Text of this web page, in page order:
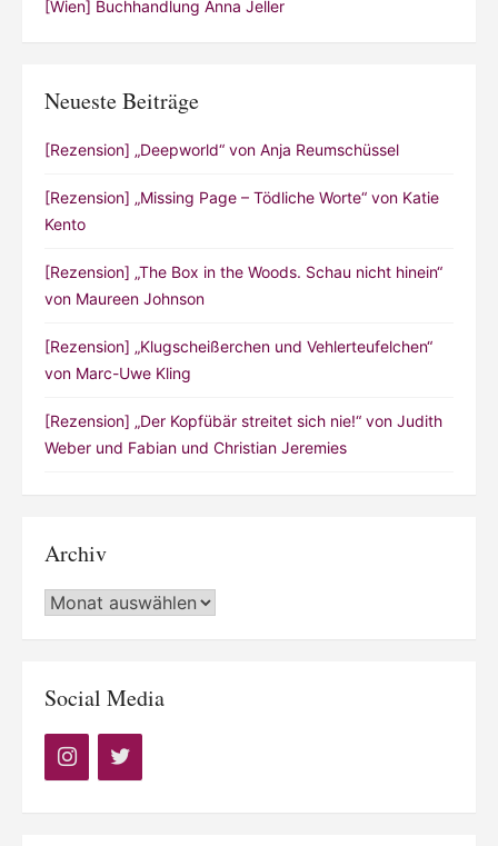
[Wien] Buchhandlung Anna Jeller
Neueste Beiträge
[Rezension] „Deepworld“ von Anja Reumschüssel
[Rezension] „Missing Page – Tödliche Worte“ von Katie
Kento
[Rezension] „The Box in the Woods. Schau nicht hinein“
von Maureen Johnson
[Rezension] „Klugscheißerchen und Vehlerteufelchen“
von Marc-Uwe Kling
[Rezension] „Der Kopfübär streitet sich nie!“ von Judith
Weber und Fabian und Christian Jeremies
Archiv
Archiv
Social Media